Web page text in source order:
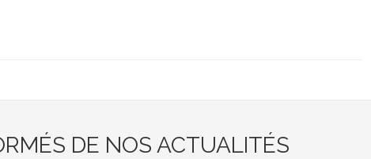
DE NOS ACTUALITÉS